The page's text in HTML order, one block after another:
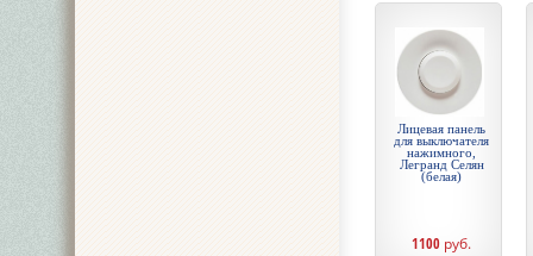
Лицевая панель
для выключателя
нажимного,
Легранд Селян
(белая)
1100 руб.